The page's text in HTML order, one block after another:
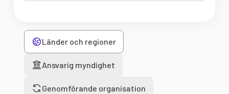
Länder och regioner
Ansvarig myndighet
Genomförande organisation